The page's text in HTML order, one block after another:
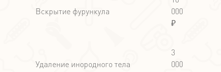
Вскрытие фурункула
000
₽
Удаление инородного тела
3
000